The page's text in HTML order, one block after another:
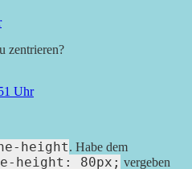
zentrieren?
Uhr
height. Habe dem
height: 80px; vergeben